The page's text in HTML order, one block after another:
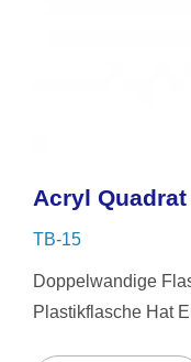
Acryl
TB-15
Doppelwandige
Plastikflasche Hat